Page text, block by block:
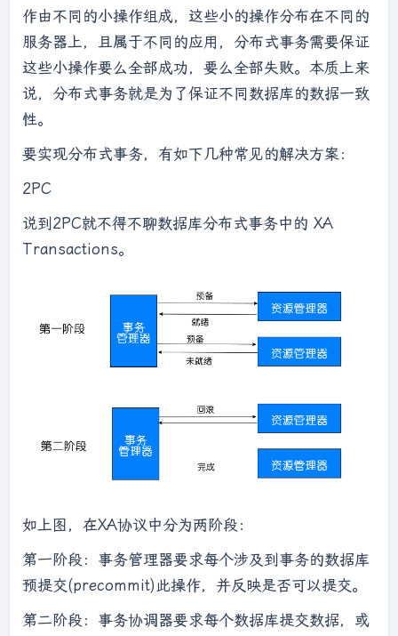
作由不同的小操作组成，这些小的操作分布在不同的
服务器上，且属于不同的应用，分布式事务需要保证
这些小操作要么全部成功，要么全部失败。本质上来
说，分布式事务就是为了保证不同数据库的数据一致
性。
要实现分布式事务，有如下几种常见的解决方案：
2PC
说到2PC就不得不聊数据库分布式事务中的 XA
Transactions。
如上图，在XA协议中分为两阶段：
第一阶段：事务管理器要求每个涉及到事务的数据库
预提交(precommit)此操作，并反映是否可以提交。
第二阶段：事务协调器要求每个数据库提交数据，或